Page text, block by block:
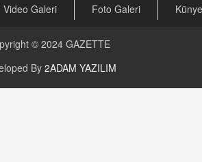
16:30
yapısıyla Suriye
Video Galeri Foto Galeri Künye
© 2024 GAZETTE
By 2ADAM YAZILIM